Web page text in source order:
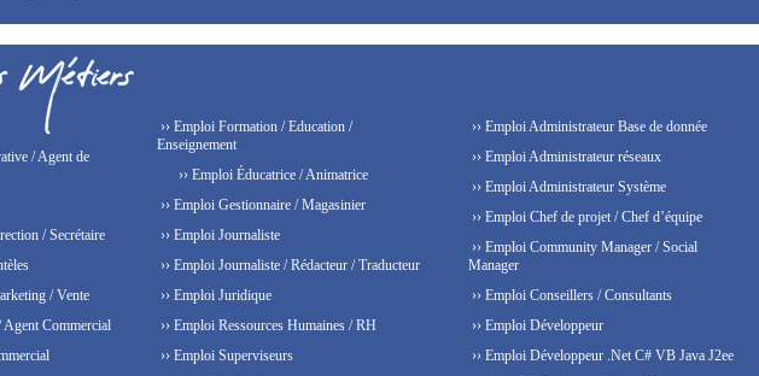
/ Agent de
/ Secrétaire
/ Vente
Agent Commercial
›› Emploi Formation / Education /
Enseignement
›› Emploi Éducatrice / Animatrice
›› Emploi Gestionnaire / Magasinier
›› Emploi Journaliste
›› Emploi Journaliste / Rédacteur / Traducteur
›› Emploi Juridique
›› Emploi Ressources Humaines / RH
›› Emploi Superviseurs
›› Emploi Administrateur Base de donnée
›› Emploi Administrateur réseaux
›› Emploi Administrateur Système
›› Emploi Chef de projet / Chef d’équipe
›› Emploi Community Manager / Social
Manager
›› Emploi Conseillers / Consultants
›› Emploi Développeur
›› Emploi Développeur .Net C# VB Java J2ee